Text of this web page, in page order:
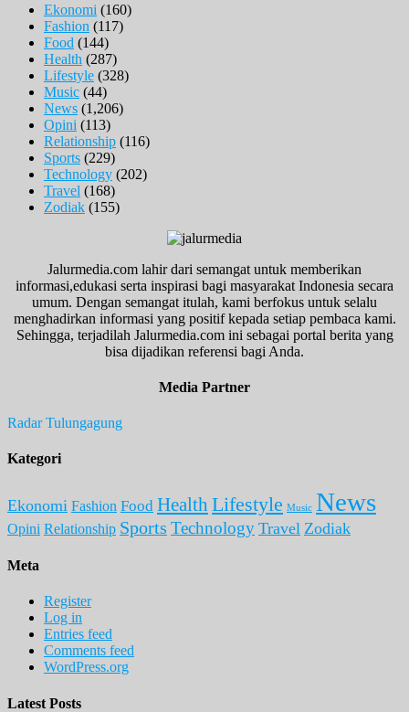
Ekonomi (160)
Fashion (117)
Food (144)
Health (287)
Lifestyle (328)
Music (44)
News (1,206)
Opini (113)
Relationship (116)
Sports (229)
Technology (202)
Travel (168)
Zodiak (155)
Jalurmedia.com lahir dari semangat untuk memberikan
informasi,edukasi serta inspirasi bagi masyarakat Indonesia secara
umum. Dengan semangat itulah, kami berfokus untuk selalu
menghadirkan informasi yang positif kepada setiap pembaca kami.
Sehingga, terjadilah Jalurmedia.com ini sebagai portal berita yang
bisa dijadikan referensi bagi Anda.
Media Partner
Radar Tulungagung
Kategori
Ekonomi Fashion Food Health Lifestyle Music News
Opini Relationship Sports Technology Travel Zodiak
Meta
Register
Log in
Entries feed
Comments feed
WordPress.org
Latest Posts